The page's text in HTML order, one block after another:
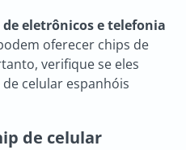
de eletrônicos e telefonia
oferecer chips de
verifique se eles
celular espanhóis
de celular